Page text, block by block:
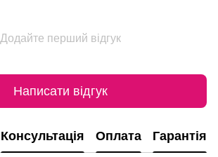
Додайте перший відгук
Написати відгук
Консультація Оплата Гарантія